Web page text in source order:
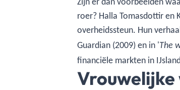
roer? Halla Tomasdottir en
overheidssteun. Hun
Guardian (2009) en in 'The
financiële markten in
Vrouwelijke